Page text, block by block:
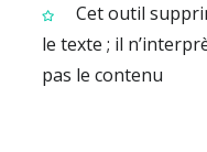
Cet outil
le texte ; il
pas le contenu